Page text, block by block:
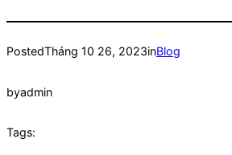
PostedTháng 10 26, 2023inBlog
byadmin
Tags: